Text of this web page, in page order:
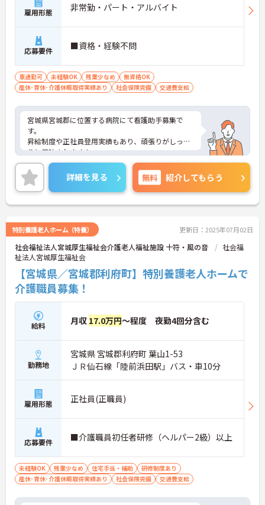
雇用形態 非常勤・パート・アルバイト
応募要件 ■資格・経験不問
車通勤可 未経験OK 残業少なめ
無資格OK
産休･育休･介護休暇取得実績あり
社会保険完備 交通費支給
宮城県宮城郡に位置する病院にて看護助手募集で
す。
昇給制度や正社員登用実績もあり、頑張りがしっか
りと反映されます！
ご興味ある方には、面接対策ポイントなど、さらに
詳細をお話しいたしますのでお気軽にご相談くださ
い！
詳細を見る 無料 紹介してもらう
特別養護老人ホーム（特養） 更新日：2025年07月02日
社会福祉法人宮城厚生福祉会介護老人福祉施設 十符・風の音
社会福
祉法人宮城厚生福祉会
【宮城県／宮城郡利府町】特別養護老人ホームで
介護職員募集！
給料 月収 17.0万円～程度 夜勤4回分含む
勤務地
宮城県 宮城郡利府町 葉山1-53
ＪＲ仙石線「陸前浜田駅」バス・車10分
雇用形態 正社員(正職員)
応募要件 ■介護職員初任者研修（ヘルパー2級）以上
未経験OK 残業少なめ 住宅手当・補助
研修制度あり
産休･育休･介護休暇取得実績あり
社会保険完備 交通費支給